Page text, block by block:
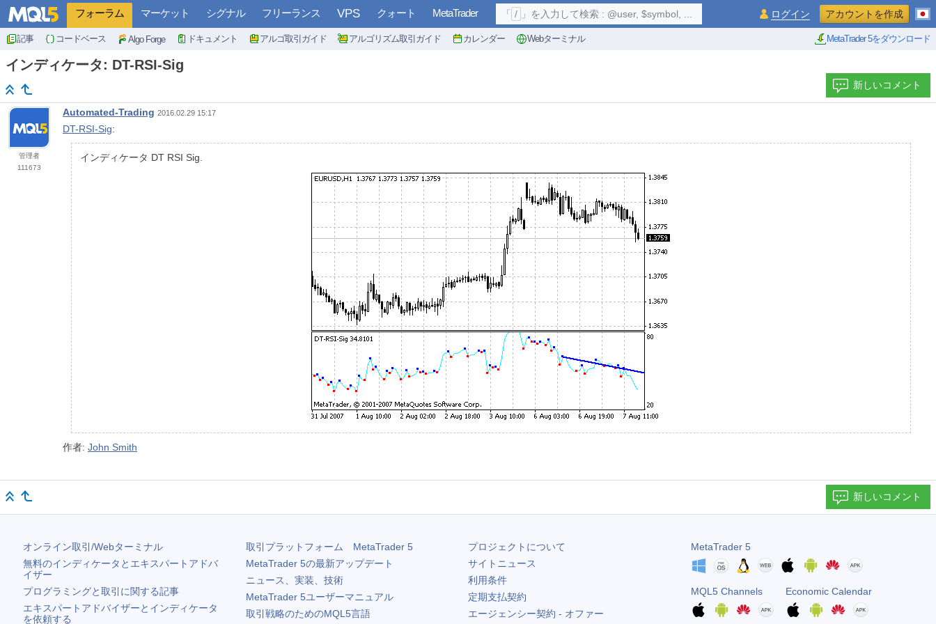
フォーラム マーケット シグナル フリーランス VPS クォート MetaTrader
記事 コードベース Algo Forge ドキュメント アルゴ取引ガイド アルゴリズム取引ガイド カレンダー Webターミナル MetaTrader 5をダウンロード
「 / 」を入力して検索 : @user, $symbol, ... ログイン アカウントを作成
インディケータ: DT-RSI-Sig
新しいコメント
管理者
111673
Automated-Trading 2016.02.29 15:17
DT-RSI-Sig:
インディケータ DT RSI Sig.
作者: John Smith
新しいコメント
オンライン取引/Webターミナル
無料のインディケータとエキスパートアドバ
イザー
プログラミングと取引に関する記事
エキスパートアドバイザーとインディケータ
を依頼する
取引プラットフォーム MetaTrader 5
MetaTrader 5の最新アップデート
ニュース、実装、技術
MetaTrader 5ユーザーマニュアル
取引戦略のためのMQL5言語
プロジェクトについて
サイトニュース
利用条件
定期支払契約
エージェンシー契約 - オファー
MetaTrader 5
MQL5 Channels Economic Calendar